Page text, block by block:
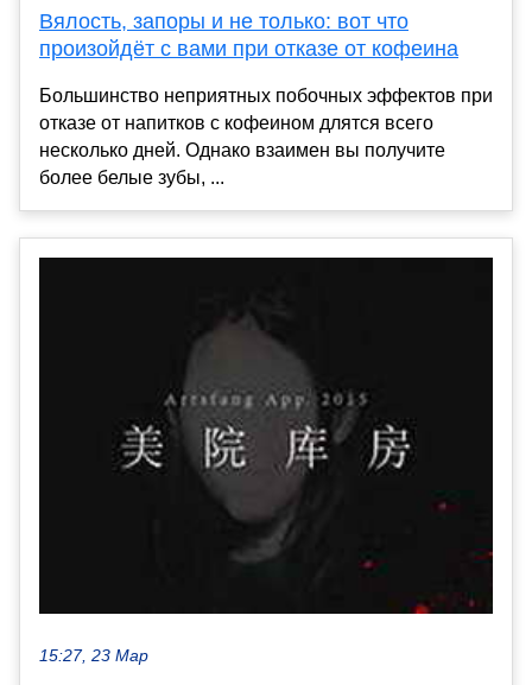
Вялость, запоры и не только: вот что
произойдёт с вами при отказе от кофеина
Большинство неприятных побочных эффектов при
отказе от напитков с кофеином длятся всего
несколько дней. Однако взаимен вы получите
более белые зубы, ...
15:27, 23 Мар